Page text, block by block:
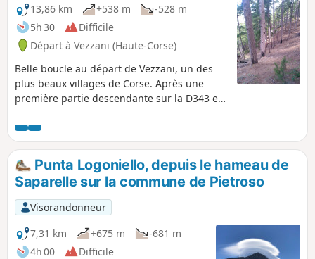
de l'île, sur de nombreux villages du centre
corse, sur la côte orientale, la Mer
Tyrrhénienne et les îles de l'archipel Toscan
,Elbe, Monte-Cristo et Giglio.
13,86 km +538 m
-528 m
5h 30
Difficile
Départ à Vezzani (Haute-Corse)
Belle boucle au départ de Vezzani, un des
plus beaux villages de Corse. Après une
première partie descendante sur la D343 en
"corse" réellement après le stade pour
devenir très exigeante et difficile. Parcours
ombragé sans balisage jusqu'au Col de Foce
puis pistes forestières très praticables. Cette
deuxième partie reste très facile et agréable
en forêt. Les points de vue sont à tomber !
Punta Logoniello, depuis le hameau de
Saparelle sur la commune de Pietroso
Visorandonneur
7,31 km
+675 m
-681 m
4h 00
Difficile